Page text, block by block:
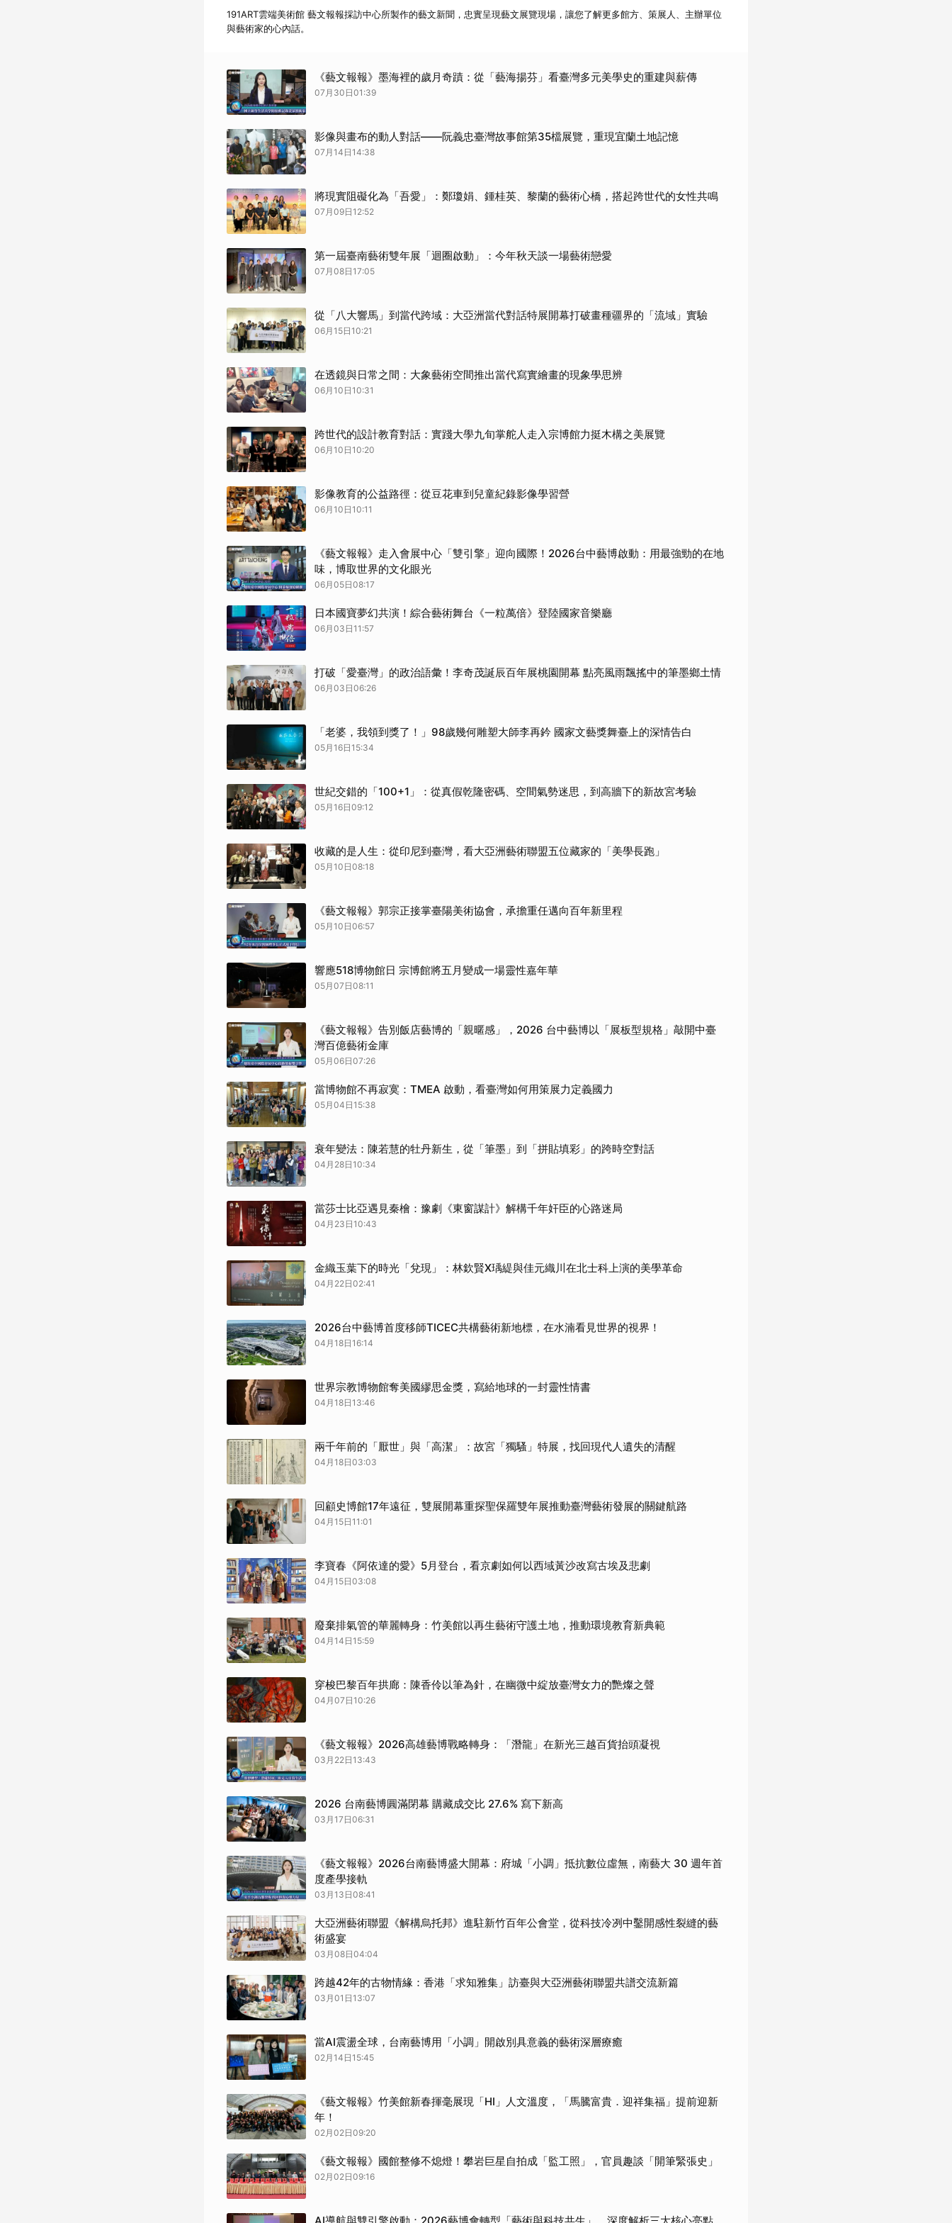
191ART雲端美術館 藝文報報採訪中心所製作的藝文新聞，忠實呈現藝文展覽現場，讓您了解更多館方、策展人、主辦單位
與藝術家的心內話。
《藝文報報》墨海裡的歲月奇蹟：從「藝海揚芬」看臺灣多元美學史的重建與薪傳
07月30日01:39
影像與畫布的動人對話——阮義忠臺灣故事館第35檔展覽，重現宜蘭土地記憶
07月14日14:38
將現實阻礙化為「吾愛」：鄭瓊娟、鍾桂英、黎蘭的藝術心橋，搭起跨世代的女性共鳴
07月09日12:52
第一屆臺南藝術雙年展「迴圈啟動」：今年秋天談一場藝術戀愛
07月08日17:05
從「八大響馬」到當代跨域：大亞洲當代對話特展開幕打破畫種疆界的「流域」實驗
06月15日10:21
在透鏡與日常之間：大象藝術空間推出當代寫實繪畫的現象學思辨
06月10日10:31
跨世代的設計教育對話：實踐大學九旬掌舵人走入宗博館力挺木構之美展覽
06月10日10:20
影像教育的公益路徑：從豆花車到兒童紀錄影像學習營
06月10日10:11
《藝文報報》走入會展中心「雙引擎」迎向國際！2026台中藝博啟動：用最強勁的在地
味，博取世界的文化眼光
06月05日08:17
日本國寶夢幻共演！綜合藝術舞台《一粒萬倍》登陸國家音樂廳
06月03日11:57
打破「愛臺灣」的政治語彙！李奇茂誕辰百年展桃園開幕 點亮風雨飄搖中的筆墨鄉土情
06月03日06:26
「老婆，我領到獎了！」98歲幾何雕塑大師李再鈐 國家文藝獎舞臺上的深情告白
05月16日15:34
世紀交錯的「100+1」：從真假乾隆密碼、空間氣勢迷思，到高牆下的新故宮考驗
05月16日09:12
收藏的是人生：從印尼到臺灣，看大亞洲藝術聯盟五位藏家的「美學長跑」
05月10日08:18
《藝文報報》郭宗正接掌臺陽美術協會，承擔重任邁向百年新里程
05月10日06:57
響應518博物館日 宗博館將五月變成一場靈性嘉年華
05月07日08:11
《藝文報報》告別飯店藝博的「親暱感」，2026 台中藝博以「展板型規格」敲開中臺
灣百億藝術金庫
05月06日07:26
當博物館不再寂寞：TMEA 啟動，看臺灣如何用策展力定義國力
05月04日15:38
衰年變法：陳若慧的牡丹新生，從「筆墨」到「拼貼填彩」的跨時空對話
04月28日10:34
當莎士比亞遇見秦檜：豫劇《東窗謀計》解構千年奸臣的心路迷局
04月23日10:43
金織玉葉下的時光「兌現」：林欽賢X瑀緹與佳元織川在北士科上演的美學革命
04月22日02:41
2026台中藝博首度移師TICEC共構藝術新地標，在水湳看見世界的視界！
04月18日16:14
世界宗教博物館奪美國繆思金獎，寫給地球的一封靈性情書
04月18日13:46
兩千年前的「厭世」與「高潔」：故宮「獨騷」特展，找回現代人遺失的清醒
04月18日03:03
回顧史博館17年遠征，雙展開幕重探聖保羅雙年展推動臺灣藝術發展的關鍵航路
04月15日11:01
李寶春《阿依達的愛》5月登台，看京劇如何以西域黃沙改寫古埃及悲劇
04月15日03:08
廢棄排氣管的華麗轉身：竹美館以再生藝術守護土地，推動環境教育新典範
04月14日15:59
穿梭巴黎百年拱廊：陳香伶以筆為針，在幽微中綻放臺灣女力的艷燦之聲
04月07日10:26
《藝文報報》2026高雄藝博戰略轉身：「潛龍」在新光三越百貨抬頭凝視
03月22日13:43
2026 台南藝博圓滿閉幕 購藏成交比 27.6% 寫下新高
03月17日06:31
《藝文報報》2026台南藝博盛大開幕：府城「小調」抵抗數位虛無，南藝大 30 週年首
度產學接軌
03月13日08:41
大亞洲藝術聯盟《解構烏托邦》進駐新竹百年公會堂，從科技冷冽中鑿開感性裂縫的藝
術盛宴
03月08日04:04
跨越42年的古物情緣：香港「求知雅集」訪臺與大亞洲藝術聯盟共譜交流新篇
03月01日13:07
當AI震盪全球，台南藝博用「小調」開啟別具意義的藝術深層療癒
02月14日15:45
《藝文報報》竹美館新春揮毫展現「HI」人文溫度，「馬騰富貴．迎祥集福」提前迎新
年！
02月02日09:20
《藝文報報》國館整修不熄燈！攀岩巨星自拍成「監工照」，官員趣談「開筆緊張史」
02月02日09:16